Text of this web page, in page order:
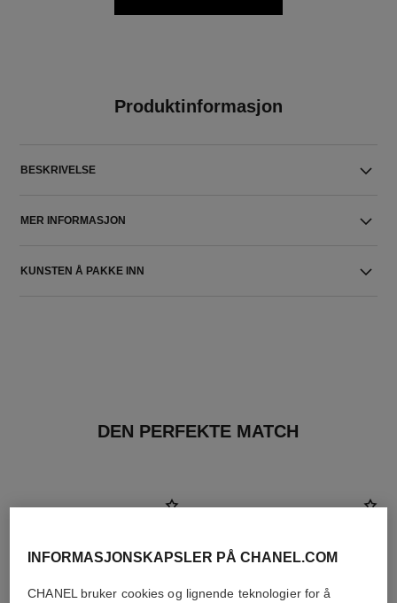
Produktinformasjon
BESKRIVELSE
MER INFORMASJON
KUNSTEN Å PAKKE INN
DEN PERFEKTE MATCH
INFORMASJONSKAPSLER PÅ CHANEL.COM
CHANEL bruker cookies og lignende teknologier for å